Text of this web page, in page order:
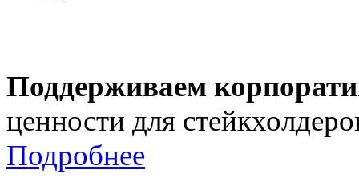
Поддерживаем
ценности для
Подробнее